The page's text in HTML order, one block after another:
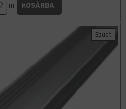
m KOSÁRBA
Ezüst